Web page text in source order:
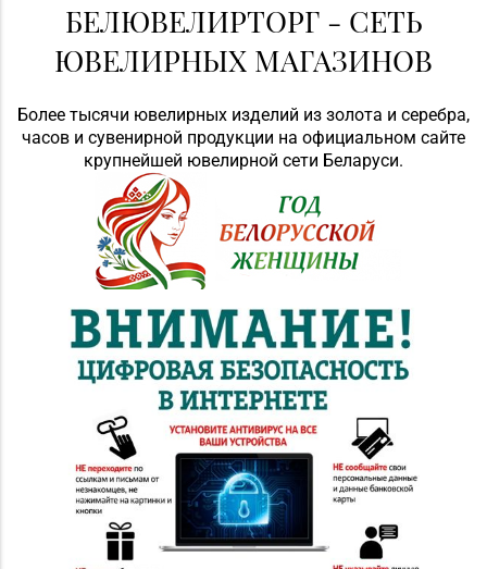
БЕЛЮВЕЛИРТОРГ - СЕТЬ
ЮВЕЛИРНЫХ МАГАЗИНОВ
Более тысячи ювелирных изделий из золота и серебра,
часов и сувенирной продукции на официальном сайте
крупнейшей ювелирной сети Беларуси.